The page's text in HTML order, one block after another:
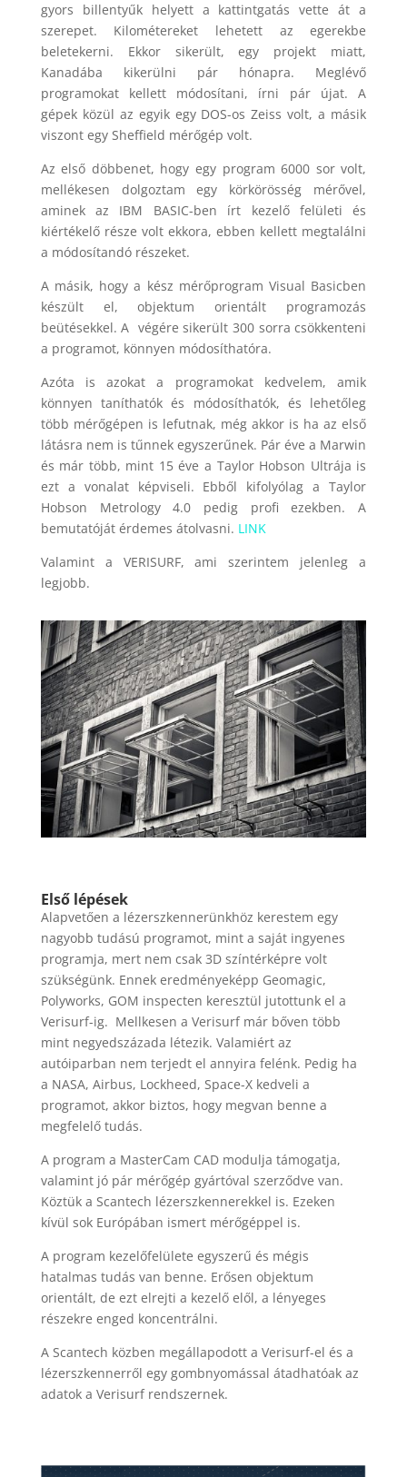
gyors billentyűk helyett a kattintgatás vette át a
szerepet. Kilométereket lehetett az egerekbe
beletekerni. Ekkor sikerült, egy projekt miatt,
Kanadába kikerülni pár hónapra. Meglévő
programokat kellett módosítani, írni pár újat. A
gépek közül az egyik egy DOS-os Zeiss volt, a másik
viszont egy Sheffield mérőgép volt.
Az első döbbenet, hogy egy program 6000 sor volt,
mellékesen dolgoztam egy körkörösség mérővel,
aminek az IBM BASIC-ben írt kezelő felületi és
kiértékelő része volt ekkora, ebben kellett megtalálni
a módosítandó részeket.
A másik, hogy a kész mérőprogram Visual Basicben
készült el, objektum orientált programozás
beütésekkel. A végére sikerült 300 sorra csökkenteni
a programot, könnyen módosíthatóra.
Azóta is azokat a programokat kedvelem, amik
könnyen taníthatók és módosíthatók, és lehetőleg
több mérőgépen is lefutnak, még akkor is ha az első
látásra nem is tűnnek egyszerűnek. Pár éve a Marwin
és már több, mint 15 éve a Taylor Hobson Ultrája is
ezt a vonalat képviseli. Ebből kifolyólag a Taylor
Hobson Metrology 4.0 pedig profi ezekben. A
bemutatóját érdemes átolvasni. LINK
Valamint a VERISURF, ami szerintem jelenleg a
legjobb.
Első lépések
Alapvetően a lézerszkennerünkhöz kerestem egy
nagyobb tudású programot, mint a saját ingyenes
programja, mert nem csak 3D színtérképre volt
szükségünk. Ennek eredményeképp Geomagic,
Polyworks, GOM inspecten keresztül jutottunk el a
Verisurf-ig. Mellkesen a Verisurf már bőven több
mint negyedszázada létezik. Valamiért az
autóiparban nem terjedt el annyira felénk. Pedig ha
a NASA, Airbus, Lockheed, Space-X kedveli a
programot, akkor biztos, hogy megvan benne a
megfelelő tudás.
A program a MasterCam CAD modulja támogatja,
valamint jó pár mérőgép gyártóval szerződve van.
Köztük a Scantech lézerszkennerekkel is. Ezeken
kívül sok Európában ismert mérőgéppel is.
A program kezelőfelülete egyszerű és mégis
hatalmas tudás van benne. Erősen objektum
orientált, de ezt elrejti a kezelő elől, a lényeges
részekre enged koncentrálni.
A Scantech közben megállapodott a Verisurf-el és a
lézerszkennerről egy gombnyomással átadhatóak az
adatok a Verisurf rendszernek.